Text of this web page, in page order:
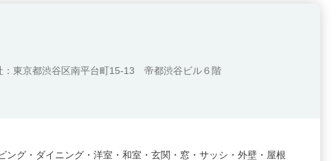
：東京都渋谷区南平台町15-13 帝都渋谷ビル６階
ング・ ダイニング・ 洋室・ 和室・ 玄関・ 窓・サッシ・ 外壁・ 屋根